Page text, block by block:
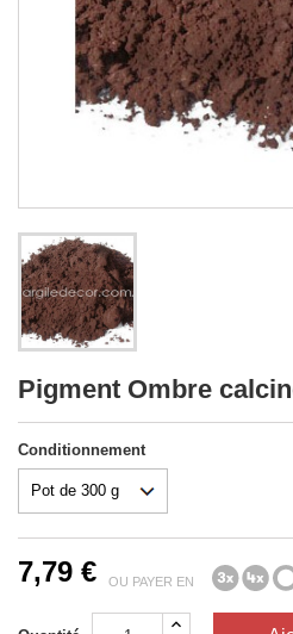
Pigment Ombre
Conditionnement
7,79 € OU PAYER EN